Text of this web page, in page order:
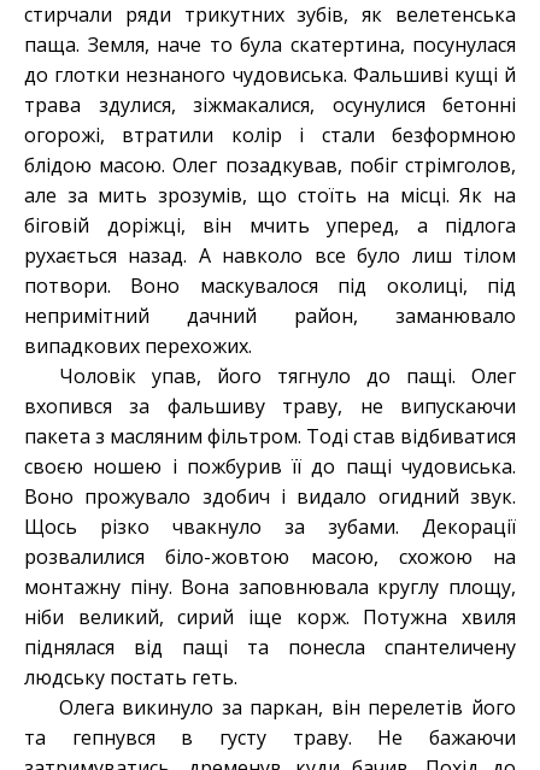
стирчали ряди трикутних зубів, як велетенська
паща. Земля, наче то була скатертина, посунулася
до глотки незнаного чудовиська. Фальшиві кущі й
трава здулися, зіжмакалися, осунулися бетонні
огорожі, втратили колір і стали безформною
блідою масою. Олег позадкував, побіг стрімголов,
але за мить зрозумів, що стоїть на місці. Як на
біговій доріжці, він мчить уперед, а підлога
рухається назад. А навколо все було лиш тілом
потвори. Воно маскувалося під околиці, під
непримітний дачний район, заманювало
випадкових перехожих.
Чоловік упав, його тягнуло до пащі. Олег
вхопився за фальшиву траву, не випускаючи
пакета з масляним фільтром. Тоді став відбиватися
своєю ношею і пожбурив її до пащі чудовиська.
Воно прожувало здобич і видало огидний звук.
Щось різко чвакнуло за зубами. Декорації
розвалилися біло-жовтою масою, схожою на
монтажну піну. Вона заповнювала круглу площу,
ніби великий, сирий іще корж. Потужна хвиля
піднялася від пащі та понесла спантеличену
людську постать геть.
Олега викинуло за паркан, він перелетів його
та гепнувся в густу траву. Не бажаючи